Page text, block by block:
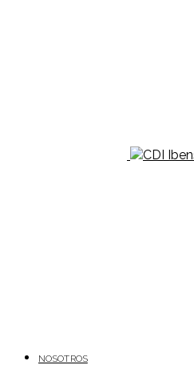
NOSOTROS